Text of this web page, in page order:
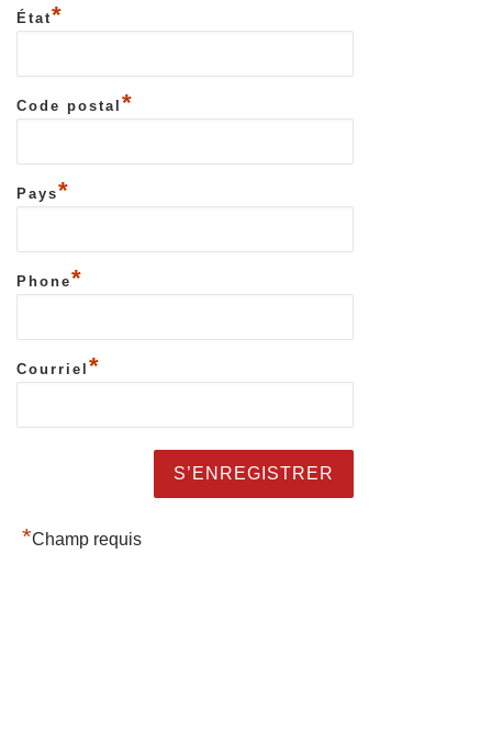
État*
Code postal *
Pays*
Phone*
Courriel *
*Champ requis